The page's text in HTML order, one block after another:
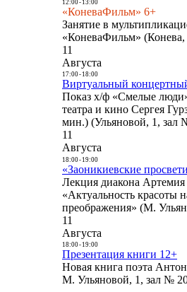
12:00- 13:00
«КоневаФильм» 6+
Занятие в
«КоневаФильм» (Конева,
11
Августа
17:00- 18:00
Виртуальный
Показ х/ф «Смелые
театра и кино Сергея
мин.) (Ульяновой, 1, зал
11
Августа
18:00- 19:00
«Заоникиевские
Лекция диакона
«Актуальность красоты
преображения» (М.
11
Августа
18:00- 19:00
Презентация книги 12+
Новая книга поэта
М. Ульяновой, 1, зал №